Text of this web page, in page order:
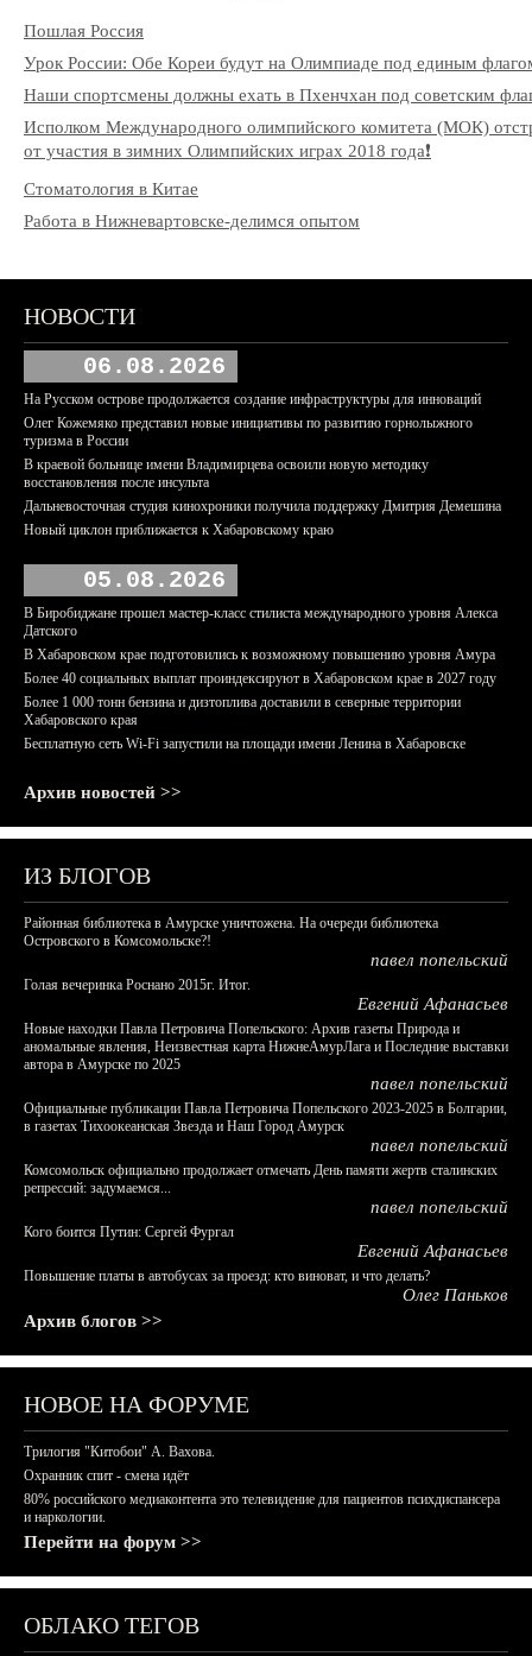
Пошлая Россия
Урок России: Обе Кореи будут на Олимпиаде под единым
Наши спортсмены должны ехать в Пхенчхан под советским
Исполком Международного олимпийского комитета (МОК)
от участия в зимних Олимпийских играх 2018 года❗️
Стоматология в Китае
Работа в Нижневартовске-делимся опытом
НОВОСТИ
06.08.2026
На Русском острове продолжается создание инфраструктуры для инноваций
Олег Кожемяко представил новые инициативы по развитию горнолыжного
туризма в России
В краевой больнице имени Владимирцева освоили новую методику
восстановления после инсульта
Дальневосточная студия кинохроники получила поддержку Дмитрия Демешина
Новый циклон приближается к Хабаровскому краю
05.08.2026
В Биробиджане прошел мастер-класс стилиста международного уровня Алекса
Датского
В Хабаровском крае подготовились к возможному повышению уровня Амура
Более 40 социальных выплат проиндексируют в Хабаровском крае в 2027 году
Более 1 000 тонн бензина и дизтоплива доставили в северные территории
Хабаровского края
Бесплатную сеть Wi-Fi запустили на площади имени Ленина в Хабаровске
Архив новостей >>
ИЗ БЛОГОВ
Районная библиотека в Амурске уничтожена. На очереди библиотека
Островского в Комсомольске?!
павел попельский
Голая вечеринка Роснано 2015г. Итог.
Евгений Афанасьев
Новые находки Павла Петровича Попельского: Архив газеты Природа и
аномальные явления, Неизвестная карта НижнеАмурЛага и Последние выставки
автора в Амурске по 2025
павел попельский
Официальные публикации Павла Петровича Попельского 2023-2025 в Болгарии,
в газетах Тихоокеанская Звезда и Наш Город Амурск
павел попельский
Комсомольск официально продолжает отмечать День памяти жертв сталинских
репрессий: задумаемся...
павел попельский
Кого боится Путин: Сергей Фургал
Евгений Афанасьев
Повышение платы в автобусах за проезд: кто виноват, и что делать?
Олег Паньков
Архив блогов >>
НОВОЕ НА ФОРУМЕ
Трилогия "Китобои" А. Вахова.
Охранник спит - смена идёт
80% российского медиаконтента это телевидение для пациентов психдиспансера
и наркологии.
Перейти на форум >>
ОБЛАКО ТЕГОВ